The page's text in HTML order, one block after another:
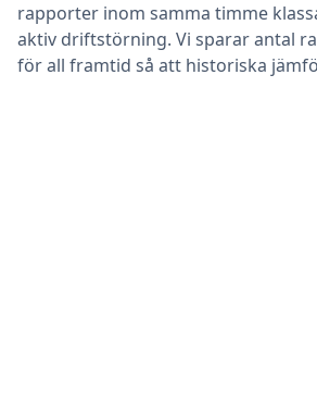
rapporter inom samma timme
aktiv driftstörning. Vi sparar antal
för all framtid så att historiska